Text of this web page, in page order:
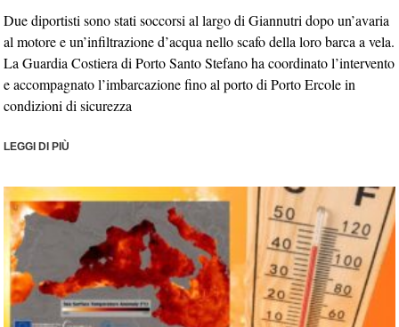
Due diportisti sono stati soccorsi al largo di Giannutri dopo un’avaria
al motore e un’infiltrazione d’acqua nello scafo della loro barca a vela.
La Guardia Costiera di Porto Santo Stefano ha coordinato l’intervento
e accompagnato l’imbarcazione fino al porto di Porto Ercole in
condizioni di sicurezza
LEGGI DI PIÙ